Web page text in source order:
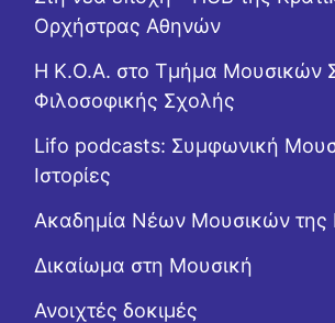
Ορχήστρας Αθηνών
Η Κ.Ο.Α. στο Τμήμα Μουσικών
Φιλοσοφικής Σχολής
Lifo podcasts: Συμφωνική
Ιστορίες
Ακαδημία Νέων Μουσικών της
Δικαίωμα στη Μουσική
Ανοιχτές δοκιμές